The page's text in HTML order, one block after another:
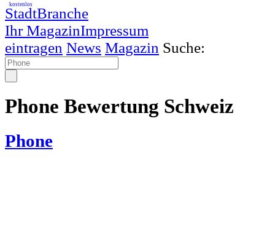
StadtBranche
Ihr MagazinImpressum
kostenlos
eintragen News Magazin Suche:
Phone Bewertung Schweiz
Phone